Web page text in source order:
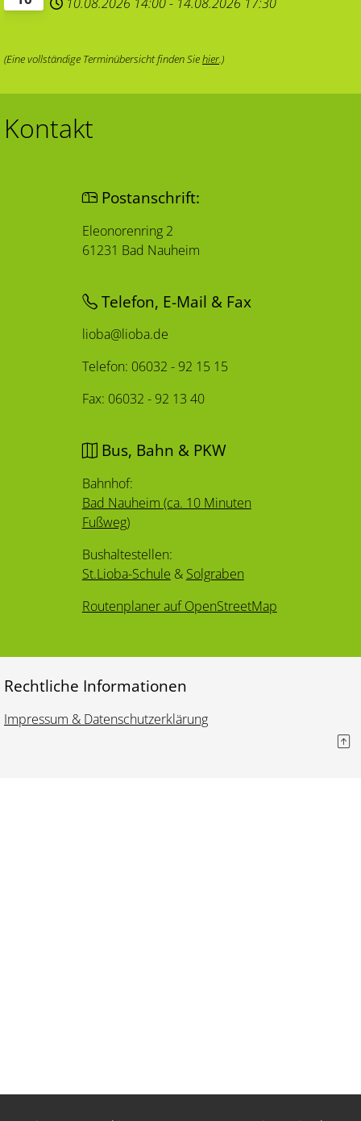
(Eine vollständige Terminübersicht finden Siehier.)
Kontakt
Postanschrift:
Eleonorenring 2
61231 Bad Nauheim
Telefon, E-Mail & Fax
lioba@lioba.de
Telefon: 06032 - 92 15 15
Fax: 06032 - 92 13 40
Bus, Bahn & PKW
Bahnhof:
Bad Nauheim (ca. 10 Minuten
Fußweg)
Bushaltestellen:
St.Lioba-Schule & Solgraben
Routenplaner auf OpenStreetMap
Rechtliche Informationen
Impressum & Datenschutzerklärung